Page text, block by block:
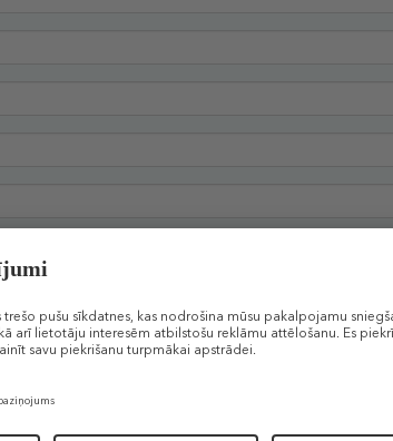
Douglas.lv jaunumus savā e-pastā